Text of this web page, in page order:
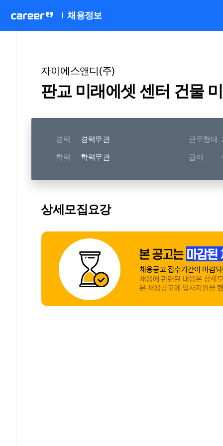
채용정보
자이에스앤디(주)
판교 미래에셋 센터 건물
경력 경력무관 근무형태
학력 학력무관 급여
상세모집요강